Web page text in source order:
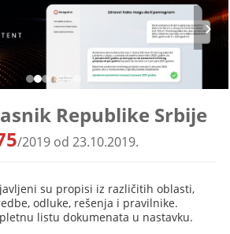
Republike Srbije
/2019 od 23.10.2019.
su propisi iz različitih oblasti,
odluke, rešenja i pravilnike.
listu dokumenata u nastavku.